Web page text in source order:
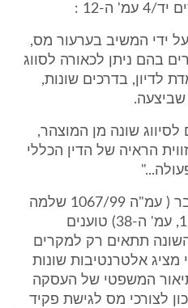
ידי המשיב בערעור מס,
בהם ניתן לכאורה לסווג
לדיון, בדרכים שונות,
שביצעה.
שונה מן המוצהר,
הראיה של הדין הכללי
בהסתמך על הלכת שלמה בר ( עמ"ה 1067/99 שלמה
בר נ. פ"ש ת"א 4, מסים יד/1, עמ' ה-38) טוענים
תתאים רק למקרים
אלטרנטיבות שונות
המשפטי של העסקה
לצורכי מס לגישת פקיד